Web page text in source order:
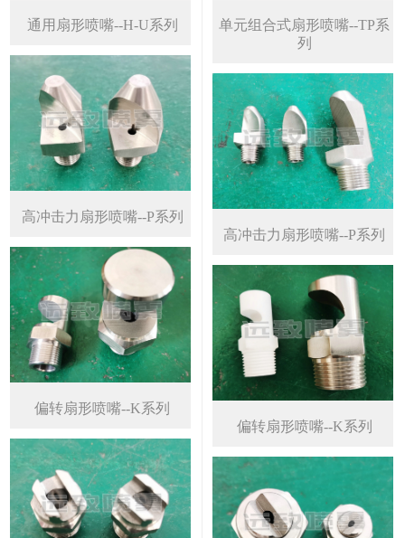
通用扇形喷嘴--H-U系列
高冲击力扇形喷嘴--P系列
偏转扇形喷嘴--K系列
单元组合式扇形喷嘴--TP系
列
高冲击力扇形喷嘴--P系列
偏转扇形喷嘴--K系列